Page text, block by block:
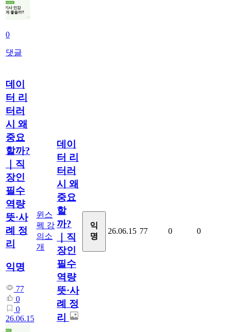
0
댓글
데이
터 리
터러
시 왜
중요
할까?
｜직
장인
필수
역량
뜻·사
례 정
리
익명
77
0
0
26.06.15
윈스
펙 강
의소
개
데이
터 리
터러
시 왜
중요
할
까?
｜직
장인
필수
역량
뜻·사
례 정
리
익
명
26.06.15 77 0 0